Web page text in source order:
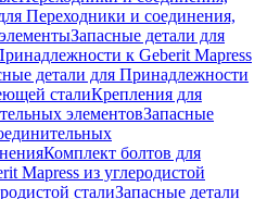
Переходники и соединения,
Запасные детали для
к Geberit Mapress
детали для Принадлежности
сталиКрепления для
элементовЗапасные
Комплект болтов для
Mapress из углеродистой
сталиЗапасные детали